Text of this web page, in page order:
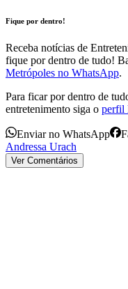
Fique por dentro!
Receba notícias de
fique por dentro de tudo!
Metrópoles no WhatsApp.
Para ficar por dentro de
entretenimento siga o perfil
Enviar no WhatsApp
Andressa Urach
Ver Comentários